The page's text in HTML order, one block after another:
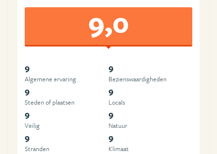
9,0
9
Algemene ervaring
9
Beziens­waardigheden
9
Steden of plaatsen
9
Locals
9
Veilig
9
Natuur
9
Stranden
9
Klimaat